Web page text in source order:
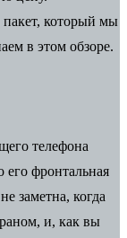
который мы
в этом обзоре.
телефона
его фронтальная
заметна, когда
и, как вы